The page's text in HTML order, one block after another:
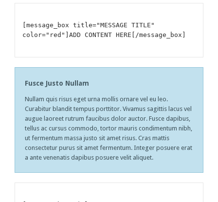
[message_box title="MESSAGE TITLE"
color="red"]ADD CONTENT HERE[/message_box]
Fusce Justo Nullam
Nullam quis risus eget urna mollis ornare vel eu leo.
Curabitur blandit tempus porttitor. Vivamus sagittis lacus vel
augue laoreet rutrum faucibus dolor auctor. Fusce dapibus,
tellus ac cursus commodo, tortor mauris condimentum nibh,
ut fermentum massa justo sit amet risus. Cras mattis
consectetur purus sit amet fermentum. Integer posuere erat
a ante venenatis dapibus posuere velit aliquet.